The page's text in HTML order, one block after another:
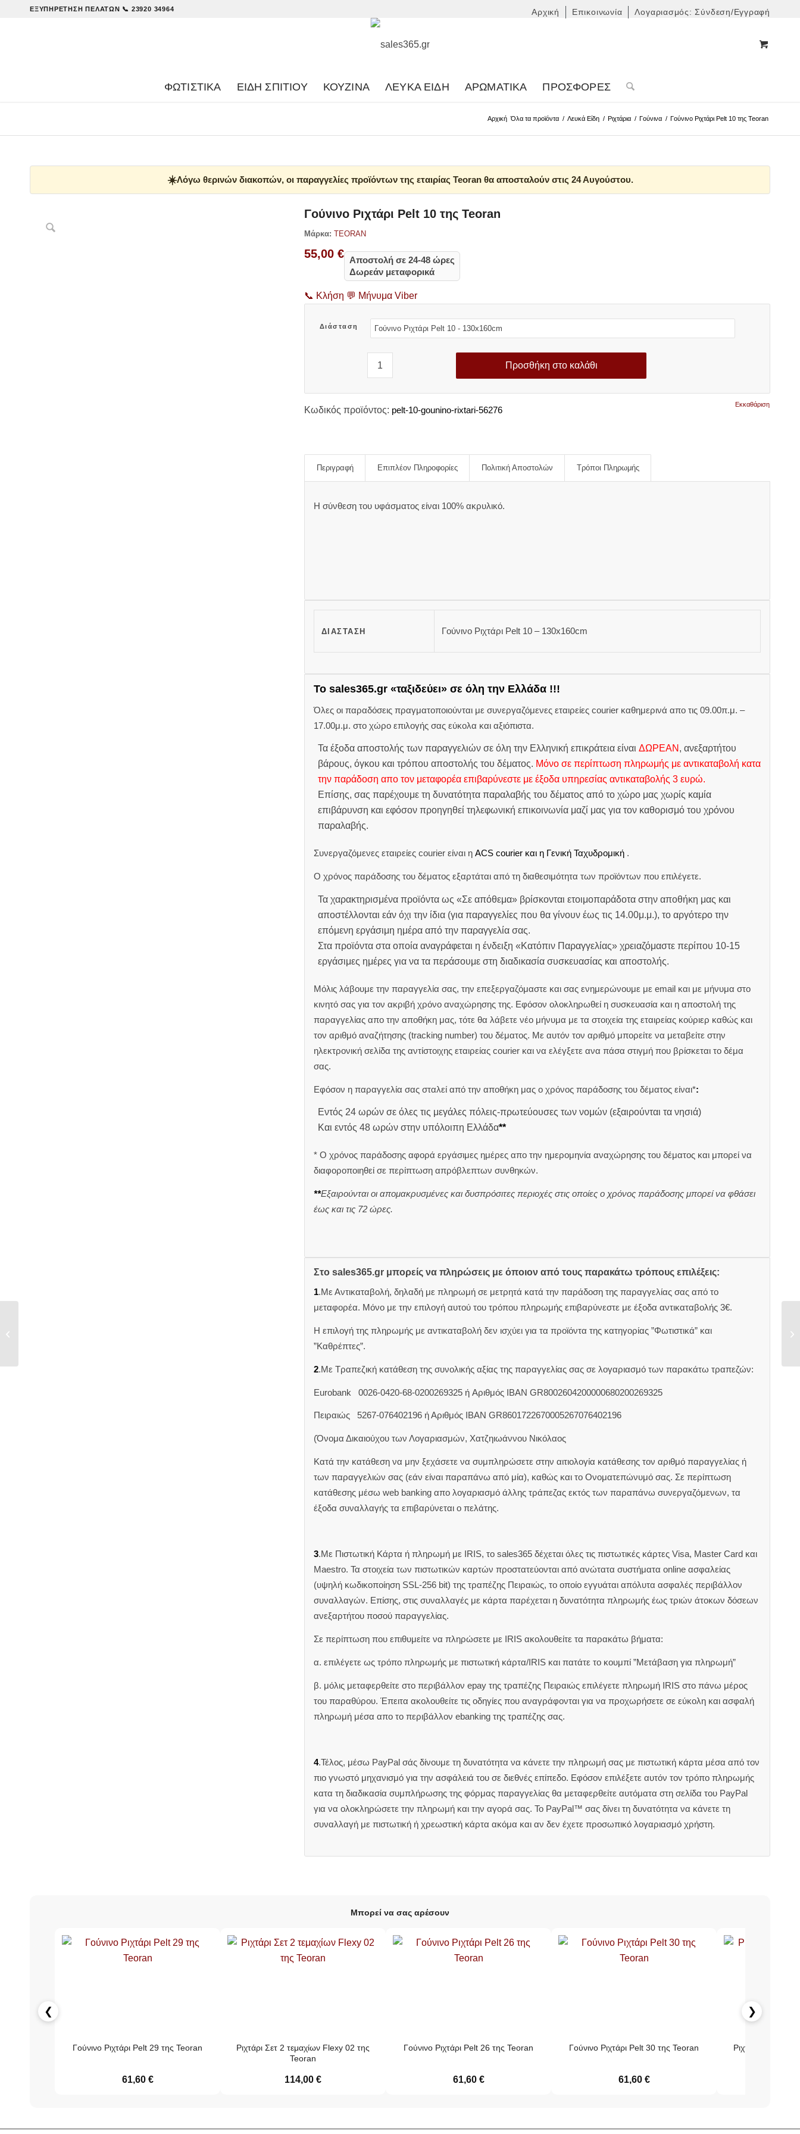
Αρχική Επικοινωνία Λογαριασμός: Σύνδεση/Εγγραφή
ΕΞΥΠΗΡΈΤΗΣΗ ΠΕΛΑΤΏΝ 📞 23920 34964
ΦΩΤΙΣΤΙΚΑ ΕΊΔΗ ΣΠΙΤΙΟΎ ΚΟΥΖΊΝΑ ΛΕΥΚΆ ΕΊΔΗ ΑΡΩΜΑΤΙΚΆ ΠΡΟΣΦΟΡΈΣ
Αρχική Όλα τα προϊόντα / Λευκά Είδη / Ριχτάρια / Γούνινα / Γούνινο Ριχτάρι Pelt 10 της Teoran
☀️Λόγω θερινών διακοπών, οι παραγγελίες προϊόντων της εταιρίας Teoran θα αποσταλούν στις 24 Αυγούστου.
Γούνινο Ριχτάρι Pelt 10 της Teoran
Μάρκα: TEORAN
55,00 €
Αποστολή σε 24-48 ώρες
Δωρεάν μεταφορικά
📞 Κλήση 💬 Μήνυμα Viber
Διάσταση
Εκκαθάριση
Προσθήκη στο καλάθι
Κωδικός προϊόντος: pelt-10-gounino-rixtari-56276
Περιγραφή Επιπλέον Πληροφορίες Πολιτική Αποστολών Τρόποι Πληρωμής
Η σύνθεση του υφάσματος είναι 100% ακρυλικό.
ΔΙΆΣΤΑΣΗ Γούνινο Ριχτάρι Pelt 10 – 130x160cm
Το sales365.gr «ταξιδεύει» σε όλη την Ελλάδα !!!
Όλες οι παραδόσεις πραγματοποιούνται με συνεργαζόμενες εταιρείες courier καθημερινά απο τις 09.00π.μ. –
17.00μ.μ. στο χώρο επιλογής σας εύκολα και αξιόπιστα.
Τα έξοδα αποστολής των παραγγελιών σε όλη την Ελληνική επικράτεια είναι ΔΩΡΕΑΝ , ανεξαρτήτου
βάρους, όγκου και τρόπου αποστολής του δέματος. Μόνο σε περίπτωση πληρωμής με αντικαταβολή κατα
την παράδοση απο τον μεταφορέα επιβαρύνεστε με έξοδα υπηρεσίας αντικαταβολής 3 ευρώ.
Επίσης, σας παρέχουμε τη δυνατότητα παραλαβής του δέματος από το χώρο μας χωρίς καμία
επιβάρυνση και εφόσον προηγηθεί τηλεφωνική επικοινωνία μαζί μας για τον καθορισμό του χρόνου
παραλαβής.
Συνεργαζόμενες εταιρείες courier είναι η ACS courier και η Γενική Ταχυδρομική.
Ο χρόνος παράδοσης του δέματος εξαρτάται από τη διαθεσιμότητα των προϊόντων που επιλέγετε.
Τα χαρακτηρισμένα προϊόντα ως «Σε απόθεμα» βρίσκονται ετοιμοπαράδοτα στην αποθήκη μας και
αποστέλλονται εάν όχι την ίδια (για παραγγελίες που θα γίνουν έως τις 14.00μ.μ.), το αργότερο την
επόμενη εργάσιμη ημέρα από την παραγγελία σας.
Στα προϊόντα στα οποία αναγράφεται η ένδειξη «Κατόπιν Παραγγελίας» χρειαζόμαστε περίπου 10-15
εργάσιμες ημέρες για να τα περάσουμε στη διαδικασία συσκευασίας και αποστολής.
Μόλις λάβουμε την παραγγελία σας, την επεξεργαζόμαστε και σας ενημερώνουμε με email και με μήνυμα στο
κινητό σας για τον ακριβή χρόνο αναχώρησης της. Εφόσον ολοκληρωθεί η συσκευασία και η αποστολή της
παραγγελίας απο την αποθήκη μας, τότε θα λάβετε νέο μήνυμα με τα στοιχεία της εταιρείας κούριερ καθώς και
τον αριθμό αναζήτησης (tracking number) του δέματος. Με αυτόν τον αριθμό μπορείτε να μεταβείτε στην
ηλεκτρονική σελίδα της αντίστοιχης εταιρείας courier και να ελέγξετε ανα πάσα στιγμή που βρίσκεται το δέμα
σας.
Εφόσον η παραγγελία σας σταλεί από την αποθήκη μας ο χρόνος παράδοσης του δέματος είναι*:
Εντός 24 ωρών σε όλες τις μεγάλες πόλεις-πρωτεύουσες των νομών (εξαιρούνται τα νησιά)
Και εντός 48 ωρών στην υπόλοιπη Ελλάδα**
* Ο χρόνος παράδοσης αφορά εργάσιμες ημέρες απο την ημερομηνία αναχώρησης του δέματος και μπορεί να
διαφοροποιηθεί σε περίπτωση απρόβλεπτων συνθηκών.
**Εξαιρούνται οι απομακρυσμένες και δυσπρόσιτες περιοχές στις οποίες ο χρόνος παράδοσης μπορεί να φθάσει
έως και τις 72 ώρες.
Στο sales365.gr μπορείς να πληρώσεις με όποιον από τους παρακάτω τρόπους επιλέξεις:
1.Με Αντικαταβολή, δηλαδή με πληρωμή σε μετρητά κατά την παράδοση της παραγγελίας σας από το
μεταφορέα. Μόνο με την επιλογή αυτού του τρόπου πληρωμής επιβαρύνεστε με έξοδα αντικαταβολής 3€.
Η επιλογή της πληρωμής με αντικαταβολή δεν ισχύει για τα προϊόντα της κατηγορίας ”Φωτιστικά” και
”Καθρέπτες”.
2.Με Τραπεζική κατάθεση της συνολικής αξίας της παραγγελίας σας σε λογαριασμό των παρακάτω τραπεζών:
Eurobank 0026-0420-68-0200269325 ή Aριθμός IBAN GR8002604200000680200269325
Πειραιώς 5267-076402196 ή Αριθμός IBAN GR8601722670005267076402196
(Όνομα Δικαιούχου των Λογαριασμών, Χατζηιωάννου Νικόλαος
Κατά την κατάθεση να μην ξεχάσετε να συμπληρώσετε στην αιτιολογία κατάθεσης τον αριθμό παραγγελίας ή
των παραγγελιών σας (εάν είναι παραπάνω από μία), καθώς και το Ονοματεπώνυμό σας. Σε περίπτωση
κατάθεσης μέσω web banking απο λογαριασμό άλλης τράπεζας εκτός των παραπάνω συνεργαζόμενων, τα
έξοδα συναλλαγής τα επιβαρύνεται ο πελάτης.
3.Με Πιστωτική Κάρτα ή πληρωμή με IRIS, το sales365 δέχεται όλες τις πιστωτικές κάρτες Visa, Master Card και
Maestro. Τα στοιχεία των πιστωτικών καρτών προστατεύονται από ανώτατα συστήματα online ασφαλείας
(υψηλή κωδικοποίηση SSL-256 bit) της τραπέζης Πειραιώς, το οποίο εγγυάται απόλυτα ασφαλές περιβάλλον
συναλλαγών. Επίσης, στις συναλλαγές με κάρτα παρέχεται η δυνατότητα πληρωμής έως τριών άτοκων δόσεων
ανεξαρτήτου ποσού παραγγελίας.
Σε περίπτωση που επιθυμείτε να πληρώσετε με IRIS ακολουθείτε τα παρακάτω βήματα:
α. επιλέγετε ως τρόπο πληρωμής με πιστωτική κάρτα/IRIS και πατάτε το κουμπί ”Μετάβαση για πληρωμή”
β. μόλις μεταφερθείτε στο περιβάλλον epay της τραπέζης Πειραιώς επιλέγετε πληρωμή IRIS στο πάνω μέρος
του παραθύρου. Έπειτα ακολουθείτε τις οδηγίες που αναγράφονται για να προχωρήσετε σε εύκολη και ασφαλή
πληρωμή μέσα απο το περιβάλλον ebanking της τραπέζης σας.
4.Τέλος, μέσω PayPal σάς δίνουμε τη δυνατότητα να κάνετε την πληρωμή σας με πιστωτική κάρτα μέσα από τον
πιο γνωστό μηχανισμό για την ασφάλειά του σε διεθνές επίπεδο. Εφόσον επιλέξετε αυτόν τον τρόπο πληρωμής
κατα τη διαδικασία συμπλήρωσης της φόρμας παραγγελίας θα μεταφερθείτε αυτόματα στη σελίδα του PayPal
για να ολοκληρώσετε την πληρωμή και την αγορά σας. Το PayPal™ σας δίνει τη δυνατότητα να κάνετε τη
συναλλαγή με πιστωτική ή χρεωστική κάρτα ακόμα και αν δεν έχετε προσωπικό λογαριασμό χρήστη.
Μπορεί να σας αρέσουν
❮
Γούνινο Ριχτάρι Pelt 29 της Teoran
61,60 €
Ριχτάρι Σετ 2 τεμαχίων Flexy 02 της
Teoran
114,00 €
Γούνινο Ριχτάρι Pelt 26 της Teoran
61,60 €
Γούνινο Ριχτάρι Pelt 30 της Teoran
61,60 €
Ριχτάρι Σετ 2
❯